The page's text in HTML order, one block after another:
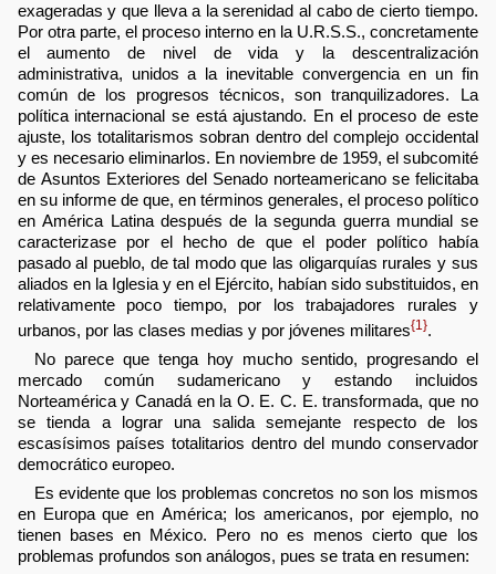
exageradas y que lleva a la serenidad al cabo de cierto tiempo.
Por otra parte, el proceso interno en la U.R.S.S., concretamente
el aumento de nivel de vida y la descentralización
administrativa, unidos a la inevitable convergencia en un fin
común de los progresos técnicos, son tranquilizadores. La
política internacional se está ajustando. En el proceso de este
ajuste, los totalitarismos sobran dentro del complejo occidental
y es necesario eliminarlos. En noviembre de 1959, el subcomité
de Asuntos Exteriores del Senado norteamericano se felicitaba
en su informe de que, en términos generales, el proceso político
en América Latina después de la segunda guerra mundial se
caracterizase por el hecho de que el poder político había
pasado al pueblo, de tal modo que las oligarquías rurales y sus
aliados en la Iglesia y en el Ejército, habían sido substituidos, en
relativamente poco tiempo, por los trabajadores rurales y
urbanos, por las clases medias y por jóvenes militares{1}.
No parece que tenga hoy mucho sentido, progresando el
mercado común sudamericano y estando incluidos
Norteamérica y Canadá en la O. E. C. E. transformada, que no
se tienda a lograr una salida semejante respecto de los
escasísimos países totalitarios dentro del mundo conservador
democrático europeo.
Es evidente que los problemas concretos no son los mismos
en Europa que en América; los americanos, por ejemplo, no
tienen bases en México. Pero no es menos cierto que los
problemas profundos son análogos, pues se trata en resumen: